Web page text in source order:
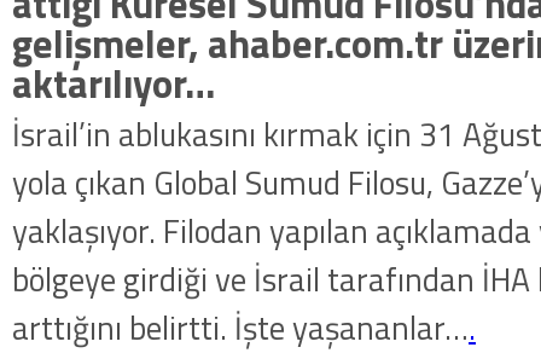
gelişmeler, ahaber.com.tr
aktarılıyor…
İsrail’in ablukasını kırmak için 31
yola çıkan Global Sumud Filosu,
yaklaşıyor. Filodan yapılan
bölgeye girdiği ve İsrail tarafından
arttığını belirtti. İşte yaşananlar….